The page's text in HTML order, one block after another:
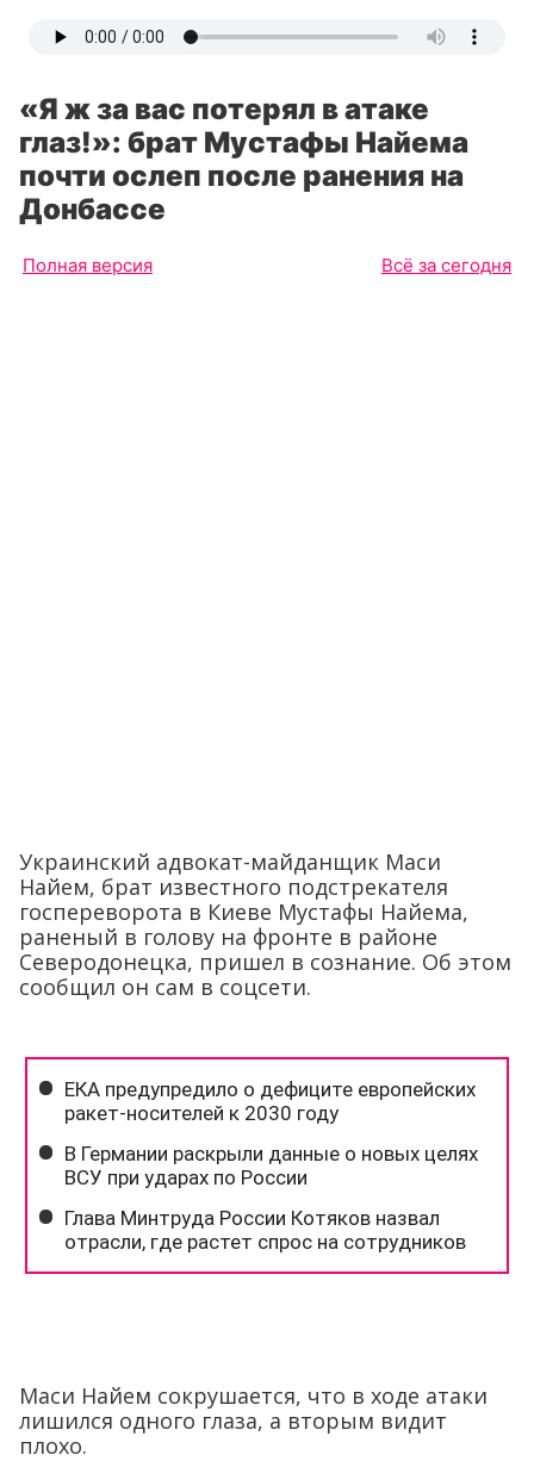
«Я ж за вас потерял в атаке
глаз!»: брат Мустафы Найема
почти ослеп после ранения на
Донбассе
Полная версия Всё за сегодня
Украинский адвокат-майданщик Маси
Найем, брат известного подстрекателя
госпереворота в Киеве Мустафы Найема,
раненый в голову на фронте в районе
Северодонецка, пришел в сознание. Об этом
сообщил он сам в соцсети.
Маси Найем сокрушается, что в ходе атаки
лишился одного глаза, а вторым видит
плохо.